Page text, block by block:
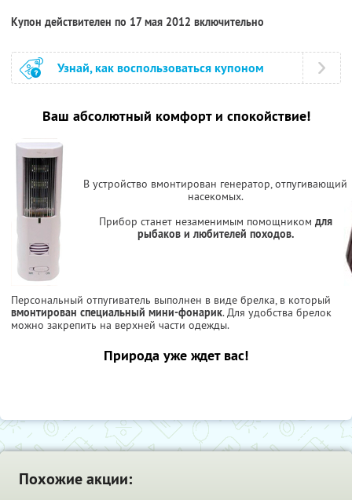
Купон действителен по 17 мая 2012 включительно
Узнай, как воспользоваться купоном
Ваш абсолютный комфорт и спокойствие!
В устройство вмонтирован генератор, отпугивающий
насекомых.
Прибор станет незаменимым помощником для
рыбаков и любителей походов.
Персональный отпугиватель выполнен в виде брелка, в который
вмонтирован специальный мини-фонарик. Для удобства брелок
можно закрепить на верхней части одежды.
Природа уже ждет вас!
Похожие акции: